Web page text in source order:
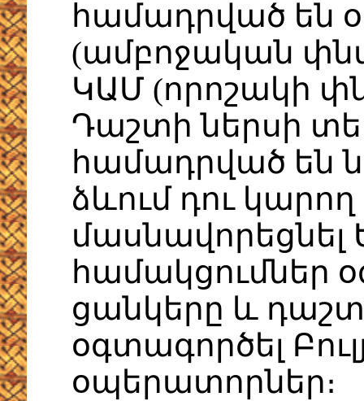
համադրված են
(ամբոջական
ԿԱՄ (որոշակի
Դաշտի ներսի
համադրված են
ձևում դու
համակցումներ
ցանկերը և
օգտագործել
օպերատորներ։